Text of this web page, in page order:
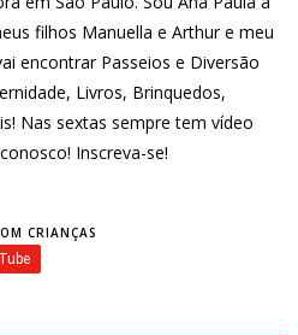
filhos Manuella e Arthur e meu
encontrar Passeios e Diversão
Livros, Brinquedos,
Nas sextas sempre tem vídeo
Inscreva-se!
CRIANÇAS